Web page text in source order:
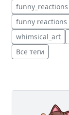
funny_reactions
funny reactions
whimsical_art
Все теги